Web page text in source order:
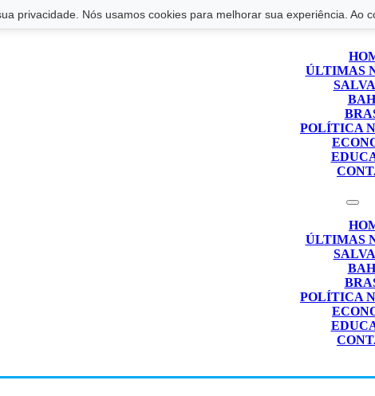
privacidade. Nós usamos cookies para melhorar sua experiência. Ao
o footer
ÚLTIMAS
POLÍTICA
ÚLTIMAS
POLÍTICA